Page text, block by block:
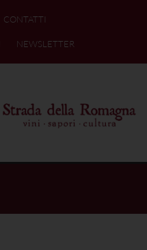
CONTATTI
NEWSLETTER